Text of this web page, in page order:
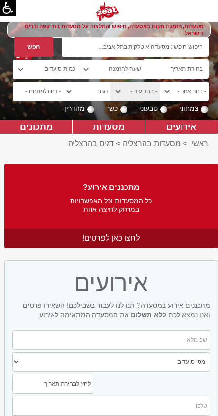
מסעדות, הזמנת מקום במסעדה, חיפוש והמלצות על מסעדות בתי קפה וברים
בישראל
צמחוני טבעוני כשר מהדרין
אירועים מסעדות מתכונים
ראשי > מסעדות בהרצליה > דגים בהרצליה
מתכננים אירוע?
כל המסעדות וכל האפשרויות
במרחק לחיצה אחת
לחצו כאן לפרטים!
אירועים
מתכננים אירוע במסעדה? תנו לנו לעבוד בשבילכם! השאירו פרטים
ואנו נמצא לכם ללא תשלום את המסעדה המתאימה לאירוע.